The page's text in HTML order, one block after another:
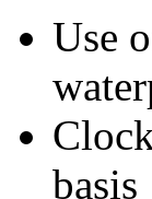
Use
basis